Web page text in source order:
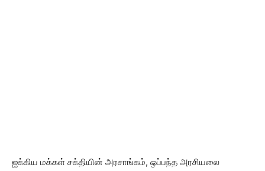
ஐக்கிய மக்கள் சக்தியின் அரசாங்கம், ஒப்பந்த அரசியலை